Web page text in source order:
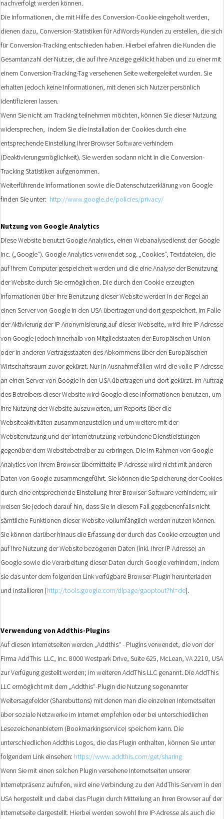
nachverfolgt werden können.
Die Informationen, die mit Hilfe des Conversion-Cookie eingeholt werden,
dienen dazu, Conversion-Statistiken für AdWords-Kunden zu erstellen, die sich
für Conversion-Tracking entschieden haben. Hierbei erfahren die Kunden die
Gesamtanzahl der Nutzer, die auf ihre Anzeige geklickt haben und zu einer mit
einem Conversion-Tracking-Tag versehenen Seite weitergeleitet wurden. Sie
erhalten jedoch keine Informationen, mit denen sich Nutzer persönlich
identifizieren lassen.
Wenn Sie nicht am Tracking teilnehmen möchten, können Sie dieser Nutzung
widersprechen, indem Sie die Installation der Cookies durch eine
entsprechende Einstellung Ihrer Browser Software verhindern
(Deaktivierungsmöglichkeit). Sie werden sodann nicht in die Conversion-
Tracking Statistiken aufgenommen.
Weiterführende Informationen sowie die Datenschutzerklärung von Google
finden Sie unter: http://www.google.de/policies/privacy/
Nutzung von Google Analytics
Diese Website benutzt Google Analytics, einen Webanalysedienst der Google
Inc. („Google“). Google Analytics verwendet sog. „Cookies“, Textdateien, die
auf Ihrem Computer gespeichert werden und die eine Analyse der Benutzung
der Website durch Sie ermöglichen. Die durch den Cookie erzeugten
Informationen über Ihre Benutzung dieser Website werden in der Regel an
einen Server von Google in den USA übertragen und dort gespeichert. Im Falle
der Aktivierung der IP-Anonymisierung auf dieser Webseite, wird Ihre IP-Adresse
von Google jedoch innerhalb von Mitgliedstaaten der Europäischen Union
oder in anderen Vertragsstaaten des Abkommens über den Europäischen
Wirtschaftsraum zuvor gekürzt. Nur in Ausnahmefällen wird die volle IP-Adresse
an einen Server von Google in den USA übertragen und dort gekürzt. Im Auftrag
des Betreibers dieser Website wird Google diese Informationen benutzen, um
Ihre Nutzung der Website auszuwerten, um Reports über die
Websiteaktivitäten zusammenzustellen und um weitere mit der
Websitenutzung und der Internetnutzung verbundene Dienstleistungen
gegenüber dem Websitebetreiber zu erbringen. Die im Rahmen von Google
Analytics von Ihrem Browser übermittelte IP-Adresse wird nicht mit anderen
Daten von Google zusammengeführt. Sie können die Speicherung der Cookies
durch eine entsprechende Einstellung Ihrer Browser-Software verhindern; wir
weisen Sie jedoch darauf hin, dass Sie in diesem Fall gegebenenfalls nicht
sämtliche Funktionen dieser Website vollumfänglich werden nutzen können.
Sie können darüber hinaus die Erfassung der durch das Cookie erzeugten und
auf Ihre Nutzung der Website bezogenen Daten (inkl. Ihrer IP-Adresse) an
Google sowie die Verarbeitung dieser Daten durch Google verhindern, indem
sie das unter dem folgenden Link verfügbare Browser-Plugin herunterladen
und installieren [http://tools.google.com/dlpage/gaoptout?hl=de].
Verwendung von Addthis-Plugins
Auf diesen Internetseiten werden „Addthis“ - Plugins verwendet, die von der
Firma AddThis LLC, Inc. 8000 Westpark Drive, Suite 625, McLean, VA 2210, USA
zur Verfügung gestellt werden; im weiteren AddThis LLC genannt. Die AddThis
LLC ermöglicht mit dem „Addthis“-Plugin die Nutzung sogenannter
Weitersagefelder (Sharebuttons) mit denen man die einzelnen Internetseiten
über soziale Netzwerke im Internet empfehlen oder bei unterschiedlichen
Lesezeichenanbietern (Bookmarkingservice) speichern kann. Die
unterschiedlichen Addthis Logos, die das Plugin enthalten, können Sie unter
folgendem Link einsehen: https://www.addthis.com/get/sharing
Wenn Sie mit einen solchen Plugin versehene Internetseiten unserer
Internetpräsenz aufrufen, wird eine Verbindung zu den AddThis-Servern in den
USA hergestellt und dabei das Plugin durch Mitteilung an Ihren Browser auf der
Internetseite dargestellt. Hierbei werden sowohl Ihre IP-Adresse als auch die